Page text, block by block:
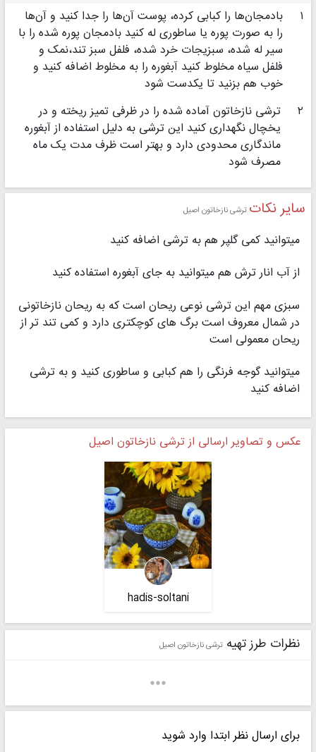
۱
بادمجان‌ها را کبابی کرده، پوست آن‌ها را جدا کنید و آن‌ها
را به صورت پوره یا ساطوری له کنید بادمجان پوره شده را با
سیر له شده، سبزیجات خرد شده، فلفل سبز تند،نمک و
فلفل سیاه مخلوط کنید آبغوره را به مخلوط اضافه کنید و
خوب هم بزنید تا یکدست شود
۲
ترشی نازخاتون آماده شده را در ظرفی تمیز ریخته و در
یخچال نگهداری کنید این ترشی به دلیل استفاده از آبغوره
ماندگاری محدودی دارد و بهتر است ظرف مدت یک ماه
مصرف شود
سایر نکات ترشی نازخاتون اصیل
میتوانید کمی گلپر هم به ترشی اضافه کنید
از آب انار ترش هم میتوانید به جای آبغوره استفاده کنید
سبزی مهم این ترشی نوعی ریحان است که به ریحان نازخاتونی
در شمال معروف است برگ های کوچکتری دارد و کمی تند تر از
ریحان معمولی است
میتوانید گوجه فرنگی را هم کبابی و ساطوری کنید و به ترشی
اضافه کنید
عکس و تصاویر ارسالی از ترشی نازخاتون اصیل
hadis-soltani
نظرات طرز تهیه ترشی نازخاتون اصیل
برای ارسال نظر ابتدا وارد شوید